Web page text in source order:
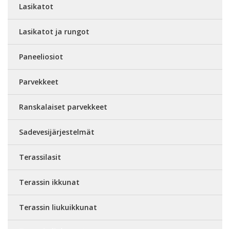
Lasikatot
Lasikatot ja rungot
Paneeliosiot
Parvekkeet
Ranskalaiset parvekkeet
Sadevesijärjestelmät
Terassilasit
Terassin ikkunat
Terassin liukuikkunat